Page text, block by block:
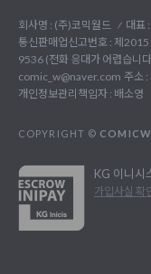
회사명 : (주)코믹월드 대표
통신판매업신고번호 : 제
9536 (전화 응대가 어렵습니
comic_w@naver.com 주소
개인정보관리책임자 : 배소영
COPYRIGHT ©
KG 이니시
가입사실 확